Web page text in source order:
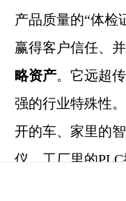
产品质量的“体检
赢得客户信任、
略资产。它远超
强的行业特殊性。
开的车、家里的
仪、工厂里的